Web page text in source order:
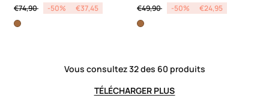
Price reduced from
€74,90 to -50% €37,45 Price reduced from
€49,90 to -50% €24,95
Vous consultez 32 des 60 produits
TÉLÉCHARGER PLUS